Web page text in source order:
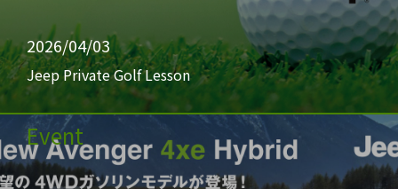
2026/04/03
Jeep Private Golf Lesson
Event